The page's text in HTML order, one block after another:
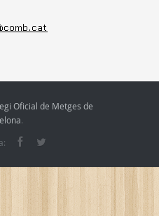
Oficial de Metges de
.